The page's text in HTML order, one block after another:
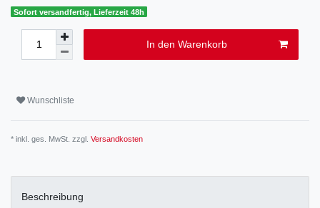
Sofort versandfertig, Lieferzeit 48h
In den Warenkorb
Wunschliste
* inkl. ges. MwSt. zzgl. Versandkosten
Beschreibung